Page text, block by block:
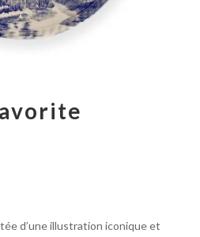
d’une illustration iconique et